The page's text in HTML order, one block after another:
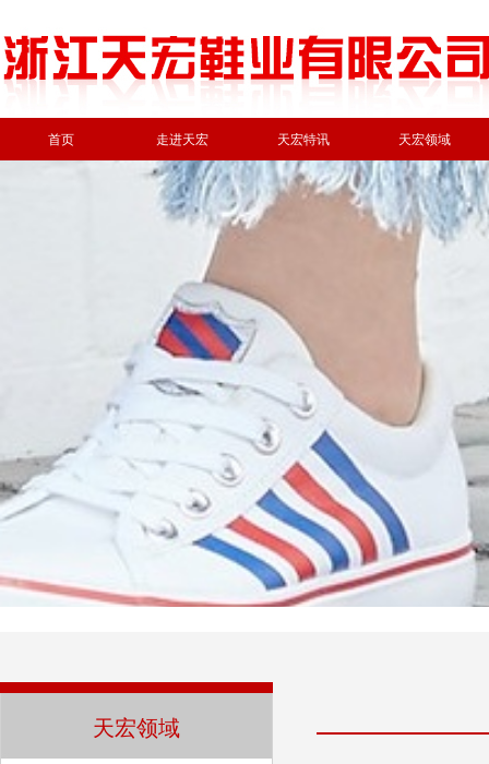
首页 走进天宏 天宏特讯 天宏领域
01玉贝品牌 ꄲ 玉贝产品18
天宏领域